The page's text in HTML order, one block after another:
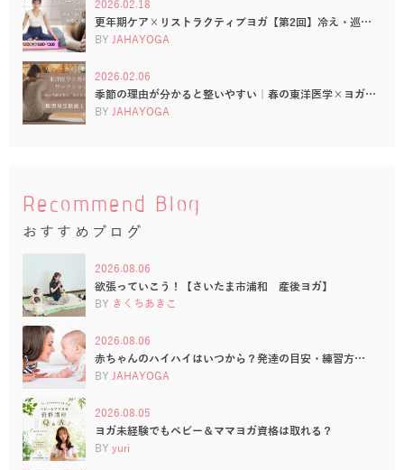
2026.02.18
更年期ケア×リストラクティブヨガ【第2回】冷え・巡…
BY JAHAYOGA
2026.02.06
季節の理由が分かると整いやすい｜春の東洋医学×ヨガ…
BY JAHAYOGA
Recommend Blog
おすすめブログ
2026.08.06
欲張っていこう！【さいたま市浦和 産後ヨガ】
BY きくちあきこ
2026.08.06
赤ちゃんのハイハイはいつから？発達の目安・練習方…
BY JAHAYOGA
2026.08.05
ヨガ未経験でもベビー＆ママヨガ資格は取れる？
BY yuri